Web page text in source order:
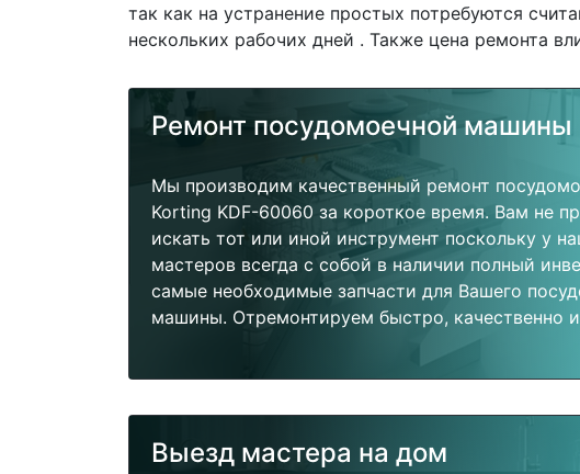
так как на устранение простых потребуются
нескольких рабочих дней . Также цена ремонта
Ремонт посудомоечной машины
Мы производим качественный ремонт
Korting KDF-60060 за короткое время. Вам не
искать тот или иной инструмент поскольку у
мастеров всегда с собой в наличии полный
самые необходимые запчасти для Вашего
машины. Отремонтируем быстро, качественно
Выезд мастера на дом